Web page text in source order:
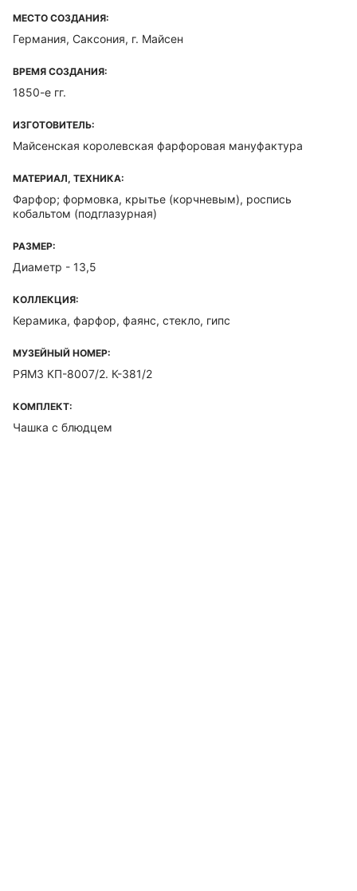
МЕСТО СОЗДАНИЯ:
Германия, Саксония, г. Майсен
ВРЕМЯ СОЗДАНИЯ:
1850-е гг.
ИЗГОТОВИТЕЛЬ:
Майсенская королевская фарфоровая мануфактура
МАТЕРИАЛ, ТЕХНИКА:
Фарфор; формовка, крытье (корчневым), роспись
кобальтом (подглазурная)
РАЗМЕР:
Диаметр - 13,5
КОЛЛЕКЦИЯ:
Керамика, фарфор, фаянс, стекло, гипс
МУЗЕЙНЫЙ НОМЕР:
РЯМЗ КП-8007/2. К-381/2
КОМПЛЕКТ:
Чашка с блюдцем